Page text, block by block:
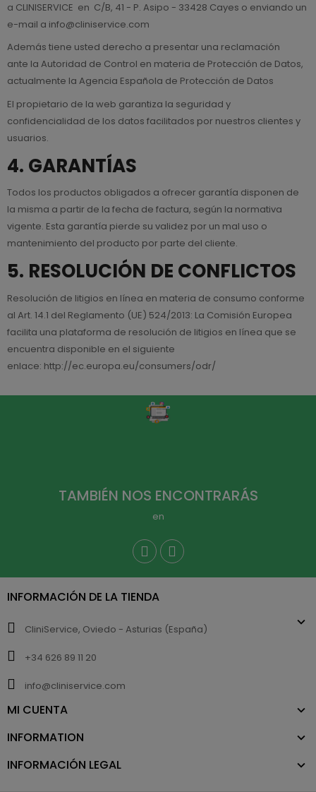
a CLINISERVICE en C/B, 41 - P. Asipo - 33428 Cayes o enviando un
e-mail a info@cliniservice.com
Además tiene usted derecho a presentar una reclamación
ante la Autoridad de Control en materia de Protección de Datos,
actualmente la Agencia Española de Protección de Datos
El propietario de la web garantiza la seguridad y
confidencialidad de los datos facilitados por nuestros clientes y
usuarios.
4. GARANTÍAS
Todos los productos obligados a ofrecer garantía disponen de
la misma a partir de la fecha de factura, según la normativa
vigente. Esta garantía pierde su validez por un mal uso o
mantenimiento del producto por parte del cliente.
5. RESOLUCIÓN DE CONFLICTOS
Resolución de litigios en línea en materia de consumo conforme
al Art. 14.1 del Reglamento (UE) 524/2013: La Comisión Europea
facilita una plataforma de resolución de litigios en línea que se
encuentra disponible en el siguiente
enlace: http://ec.europa.eu/consumers/odr/
TAMBIÉN NOS ENCONTRARÁS
en
INFORMACIÓN DE LA TIENDA
CliniService, Oviedo - Asturias (España)
+34 626 89 11 20
info@cliniservice.com
MI CUENTA
INFORMATION
INFORMACIÓN LEGAL